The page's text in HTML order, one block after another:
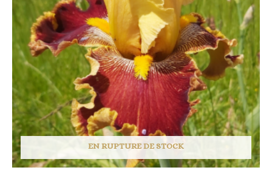
EN RUPTURE DE STOCK